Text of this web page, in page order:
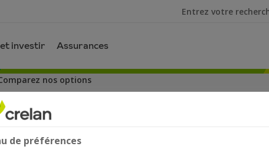
Je cherche
investir Assurances
nos options
nos options
de préférences